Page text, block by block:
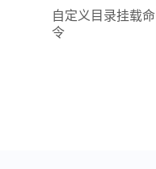
自定义目录挂载命
令